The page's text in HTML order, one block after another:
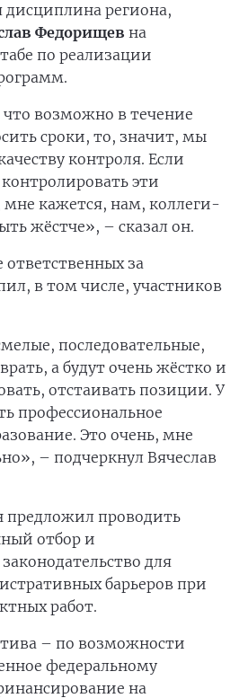
дисциплина региона,
Федорищев на
по реализации
возможно в течение
сроки, то, значит, мы
контроля. Если
эти
кажется, нам, коллеги-
жёстче», – сказал он.
ответственных за
в том числе, участников
последовательные,
а будут очень жёстко и
отстаивать позиции. У
профессиональное
Это очень, мне
– подчеркнул Вячеслав
предложил проводить
отбор и
для
барьеров при
работ.
– по возможности
федеральному
на